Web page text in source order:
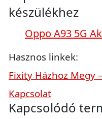
készülékhez
Oppo A93 5G
Hasznos linkek:
Fixity Házhoz Megy
Kapcsolat
Kapcsolódó